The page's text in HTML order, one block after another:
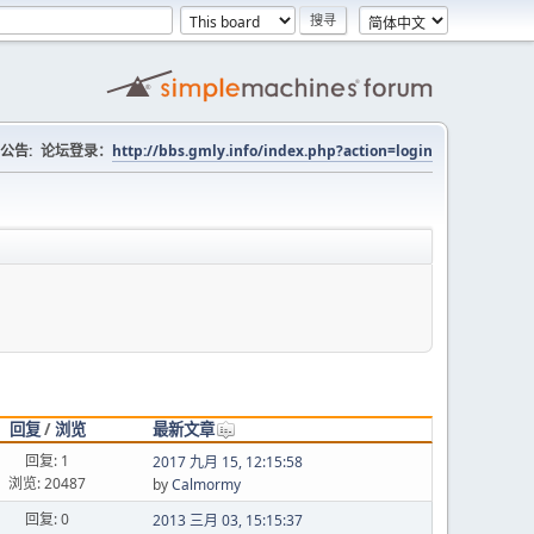
告: 论坛登录： http://bbs.gmly.info/index.php?action=login
回复/浏览 最新文章
回复: 1
浏览: 20487
2017 九月 15, 12:15:58
byCalmormy
回复: 0
2013 三月 03, 15:15:37